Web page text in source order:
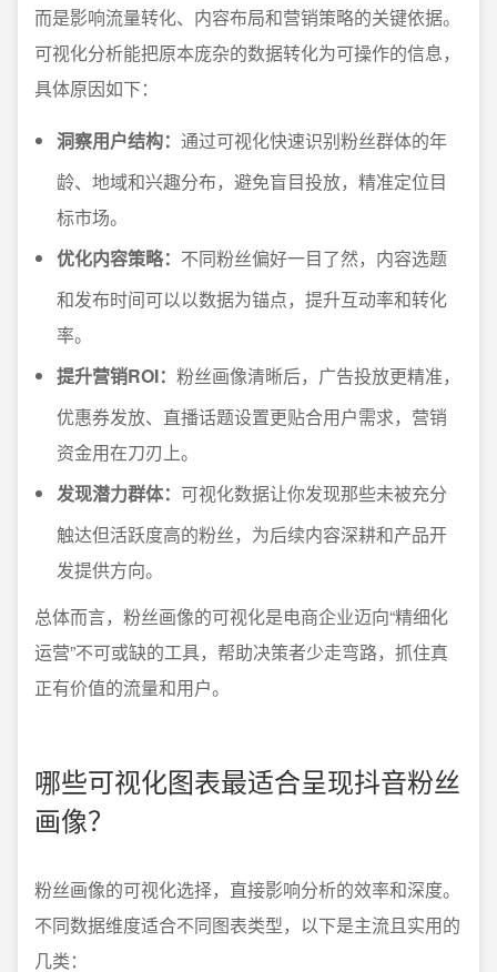
而是影响流量转化、内容布局和营销策略的关键依据。
可视化分析能把原本庞杂的数据转化为可操作的信息，
具体原因如下：
洞察用户结构： 通过可视化快速识别粉丝群体的年
龄、地域和兴趣分布，避免盲目投放，精准定位目
标市场。
优化内容策略： 不同粉丝偏好一目了然，内容选题
和发布时间可以以数据为锚点，提升互动率和转化
率。
提升营销ROI： 粉丝画像清晰后，广告投放更精准，
优惠券发放、直播话题设置更贴合用户需求，营销
资金用在刀刃上。
发现潜力群体： 可视化数据让你发现那些未被充分
触达但活跃度高的粉丝，为后续内容深耕和产品开
发提供方向。
总体而言，粉丝画像的可视化是电商企业迈向“精细化
运营”不可或缺的工具，帮助决策者少走弯路，抓住真
正有价值的流量和用户。
哪些可视化图表最适合呈现抖音粉丝
画像？
粉丝画像的可视化选择，直接影响分析的效率和深度。
不同数据维度适合不同图表类型，以下是主流且实用的
几类：